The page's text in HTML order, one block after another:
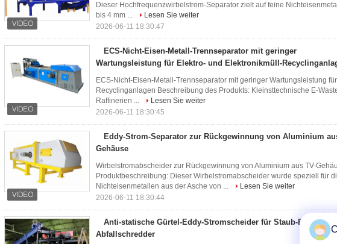
Dieser Hochfrequenzwirbelstrom-Separator zielt auf feine
bis 4 mm ...
Lesen Sie weiter
2026-06-11 18:30:47
ECS-Nicht-Eisen-Metall-Trennseparator mit geringer
Wartungsleistung für Elektro- und Elektronikmüll-
ECS-Nicht-Eisen-Metall-Trennseparator mit geringer Wartungsleistung
Recyclinganlagen Beschreibung des Produkts: Kleinsttechnische E-
Raffinerien ...
Lesen Sie weiter
2026-06-11 18:30:45
Eddy-Strom-Separator zur Rückgewinnung von Aluminium
Gehäuse
Wirbelstromabscheider zur Rückgewinnung von Aluminium aus TV-
Produktbeschreibung: Dieser Wirbelstromabscheider wurde speziell für
Nichteisenmetallen aus der Asche von ...
Lesen Sie weiter
2026-06-11 18:30:44
Anti-statische Gürtel-Eddy-Stromscheider für Staub-E-
Abfallschredder